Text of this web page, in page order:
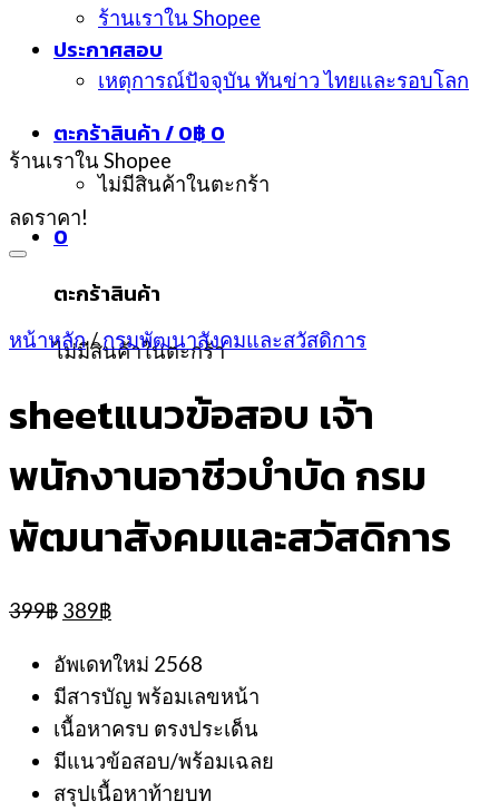
ร้านเราใน Shopee
ประกาศสอบ
เหตุการณ์ปัจจุบัน ทันข่าว ไทยและรอบโลก
ตะกร้าสินค้า /0฿ 0
ไม่มีสินค้าในตะกร้า
0
ตะกร้าสินค้า
ไม่มีสินค้าในตะกร้า
ร้านเราใน Shopee
ลดราคา!
หน้าหลัก/ กรมพัฒนาสังคมและสวัสดิการ
sheetแนวข้อสอบ เจ้า
พนักงานอาชีวบำบัด กรม
พัฒนาสังคมและสวัสดิการ
399฿ Original
was:
399฿.
389฿Current
is:
389฿.
อัพเดทใหม่ 2568
มีสารบัญ พร้อมเลขหน้า
เนื้อหาครบ ตรงประเด็น
มีแนวข้อสอบ/พร้อมเฉลย
สรุปเนื้อหาท้ายบท